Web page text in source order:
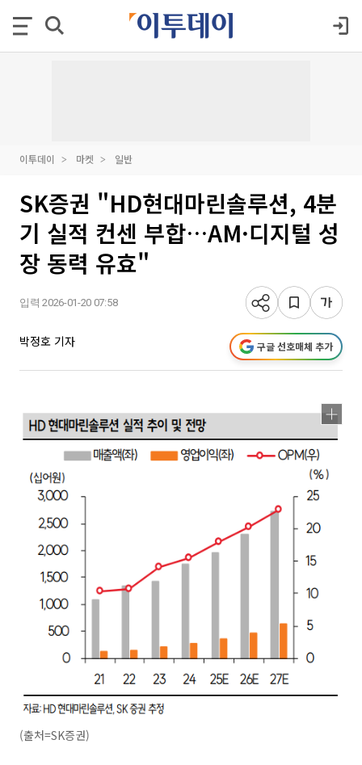
이투데이 마켓 일반
SK증권 "HD현대마린솔루션, 4분
기 실적 컨센 부합…AM·디지털 성
장 동력 유효"
입력 2026-01-20 07:58
박정호 기자 구글 선호매체 추가
(출처=SK증권)